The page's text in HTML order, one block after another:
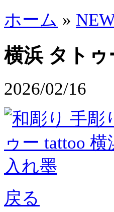
ホーム »
横浜 タトゥ
2026/02/16
戻る